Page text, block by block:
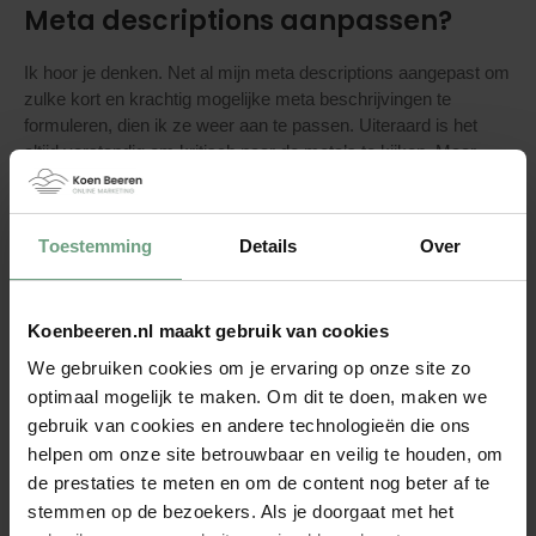
Toestemming Details Over
Koenbeeren.nl maakt gebruik van cookies
We gebruiken cookies om je ervaring op onze site zo
optimaal mogelijk te maken. Om dit te doen, maken we
gebruik van cookies en andere technologieën die ons
helpen om onze site betrouwbaar en veilig te houden, om
de prestaties te meten en om de content nog beter af te
stemmen op de bezoekers. Als je doorgaat met het
Meta descriptions aanpassen?
Ik hoor je denken. Net al mijn meta descriptions aangepast om
zulke kort en krachtig mogelijke meta beschrijvingen te
formuleren, dien ik ze weer aan te passen. Uiteraard is het
altijd verstandig om kritisch naar de meta’s te kijken. Maar
nee, ik denk dat deze update van Google geen aanleiding hoeft
Aangezien naar mijn idee korte en krachtige meta descriptions
zwaarder wegen dan langere en uitgebreidere beschrijvingen,
dit gebied. Het gegeven dat mensen vaak niet de gehele tekst
bondige, maar duidelijk meta beschrijving vaak voor een
hogere CTR (Click-through-rate), dan een beschrijving die is
voorzien van deze uitgebreide ruimte van 320 karakters.
Belangrijk, wederom update in